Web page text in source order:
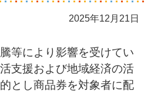
2025年12月21日
等により影響を受けてい
支援および地域経済の活
とし商品券を対象者に配